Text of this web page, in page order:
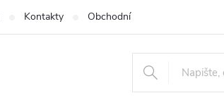
Kontakty Obchodní podmínky